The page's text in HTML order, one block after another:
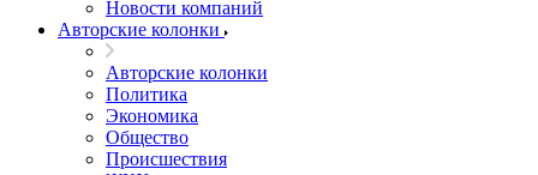
Новости компаний
Авторские колонки
Авторские колонки
Политика
Экономика
Общество
Происшествия